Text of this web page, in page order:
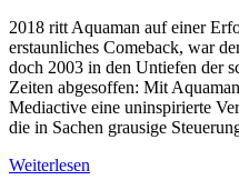
2018 ritt Aquaman auf einer
erstaunliches Comeback, war
doch 2003 in den Untiefen der
Zeiten abgesoffen: Mit
Mediactive eine uninspirierte
die in Sachen grausige
Weiterlesen